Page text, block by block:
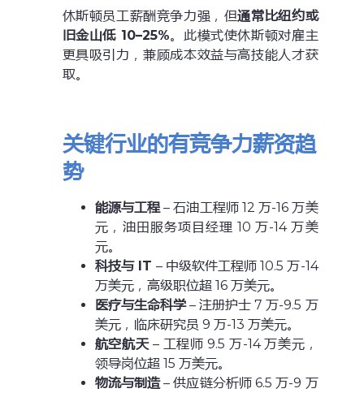
休斯顿员工薪酬竞争力强，但通常比纽约或
旧金山低 10–25%。此模式使休斯顿对雇主
更具吸引力，兼顾成本效益与高技能人才获
取。
关键行业的有竞争力薪资趋
势
能源与工程– 石油工程师 12 万-16 万美
元，油田服务项目经理 10 万-14 万美
元。
科技与 IT – 中级软件工程师 10.5 万-14
万美元，高级职位超 16 万美元。
医疗与生命科学– 注册护士 7 万-9.5 万
美元，临床研究员 9 万-13 万美元。
航空航天– 工程师 9.5 万-14 万美元，
领导岗位超 15 万美元。
物流与制造– 供应链分析师 6.5 万-9 万